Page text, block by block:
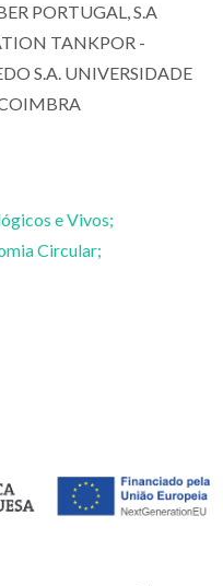
PORTUGAL, S.A
TANKPOR -
S.A. UNIVERSIDADE
e Vivos;
Circular;